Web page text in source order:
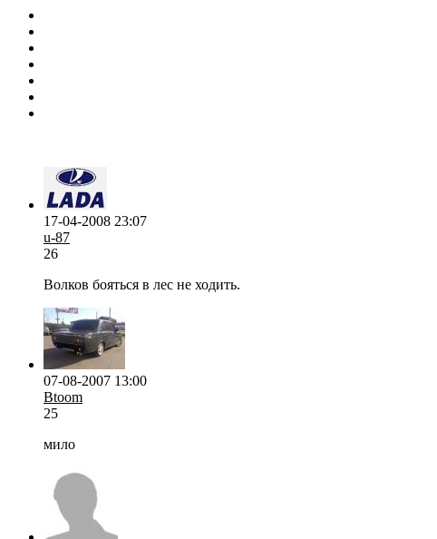
17-04-2008 23:07
u-87
26
Волков бояться в лес не ходить.
07-08-2007 13:00
Btoom
25
мило